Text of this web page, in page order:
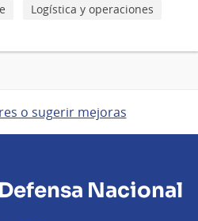
Logística y operaciones
o sugerir mejoras
Nacional